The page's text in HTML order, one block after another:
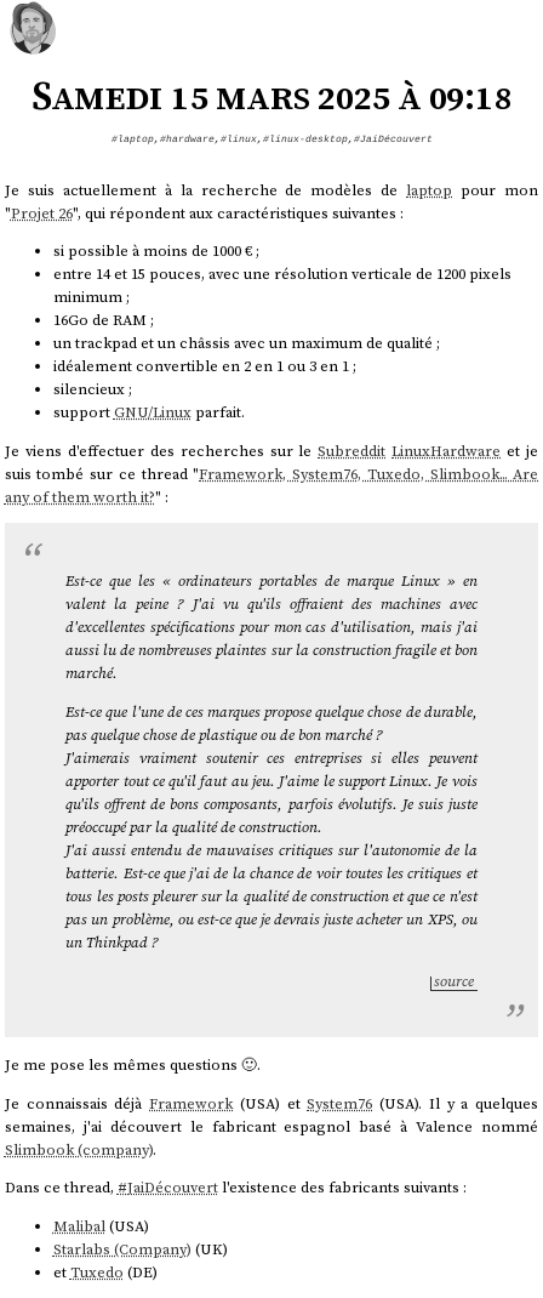
Samedi 15 mars 2025 à 09:18
#laptop, #hardware, #linux, #linux-desktop, #JaiDécouvert
Je suis actuellement à la recherche de modèles de laptop pour mon
"Projet 26", qui répondent aux caractéristiques suivantes :
si possible à moins de 1000 € ;
entre 14 et 15 pouces, avec une résolution verticale de 1200 pixels
minimum ;
16Go de RAM ;
un trackpad et un châssis avec un maximum de qualité ;
idéalement convertible en 2 en 1 ou 3 en 1 ;
silencieux ;
supportGNU/Linuxparfait.
Je viens d'effectuer des recherches sur leSubreddit LinuxHardware et je
suis tombé sur ce thread "Framework, System76, Tuxedo, Slimbook... Are
any of them worth it?" :
Est-ce que les « ordinateurs portables de marque Linux » en
valent la peine ? J'ai vu qu'ils offraient des machines avec
d'excellentes spécifications pour mon cas d'utilisation, mais j'ai
aussi lu de nombreuses plaintes sur la construction fragile et bon
marché.
Est-ce que l'une de ces marques propose quelque chose de durable,
pas quelque chose de plastique ou de bon marché ?
J'aimerais vraiment soutenir ces entreprises si elles peuvent
apporter tout ce qu'il faut au jeu. J'aime le support Linux. Je vois
qu'ils offrent de bons composants, parfois évolutifs. Je suis juste
préoccupé par la qualité de construction.
J'ai aussi entendu de mauvaises critiques sur l'autonomie de la
batterie. Est-ce que j'ai de la chance de voir toutes les critiques et
tous les posts pleurer sur la qualité de construction et que ce n'est
pas un problème, ou est-ce que je devrais juste acheter un XPS, ou
un Thinkpad ?
source
Je me pose les mêmes questions 🙂.
Je connaissais déjàFramework(USA) etSystem76 (USA). Il y a quelques
semaines, j'ai découvert le fabricant espagnol basé à Valence nommé
Slimbook (company).
Dans ce thread, #JaiDécouvertl'existence des fabricants suivants :
Malibal(USA)
Starlabs (Company) (UK)
etTuxedo (DE)